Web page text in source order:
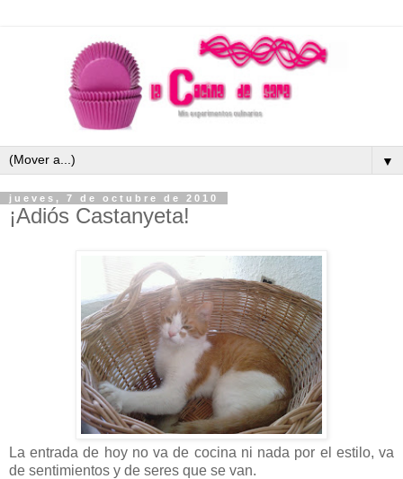
▼
jueves, 7 de octubre de 2010
¡Adiós Castanyeta!
La entrada de hoy no va de cocina ni nada por el estilo, va
de sentimientos y de seres que se van.